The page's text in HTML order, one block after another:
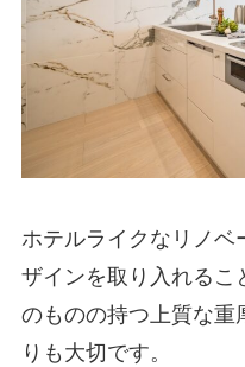
ホテルライクなリノベ
ザインを取り入れるこ
のものの持つ上質な重
りも大切です。